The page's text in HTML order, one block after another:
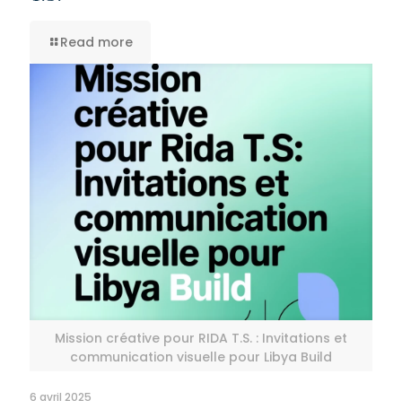
Read more
Mission créative pour RIDA T.S. : Invitations et
communication visuelle pour Libya Build
6 avril 2025